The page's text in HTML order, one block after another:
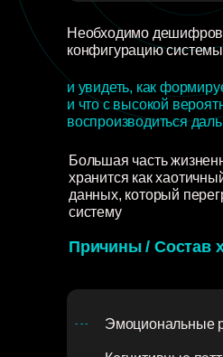
Необходимо
конфигурацию системы
и увидеть, как
и что с высокой
воспроизводиться
- - - Эмоциональные
Большая часть
хранится как
данных, который
систему
Причины / Состав